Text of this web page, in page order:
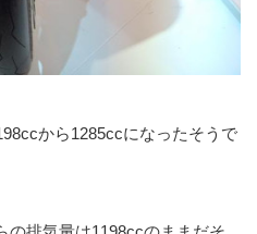
から1285ccになったそうで